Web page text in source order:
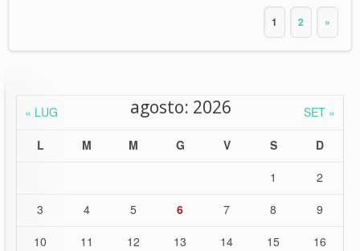
1 2 »
« LUG SET »
agosto: 2026
L M M G V S
D
1
2
3
4 5 6 7 8
9
10
11 12 13 14 15
16